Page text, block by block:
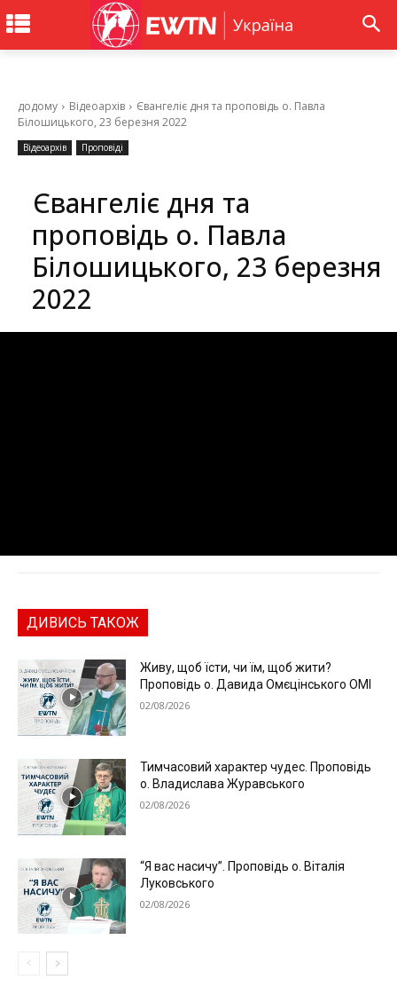
додому Відеоархів
Євангеліє дня та проповідь о. Павла
Білошицького, 23 березня 2022
Відеоархів Проповіді
Євангеліє дня та
проповідь о. Павла
Білошицького, 23 березня
2022
ДИВИСЬ ТАКОЖ
Живу, щоб їсти, чи їм, щоб жити?
Проповідь о. Давида Омєцінського ОМІ
02/08/2026
Тимчасовий характер чудес. Проповідь
о. Владислава Журавського
02/08/2026
“Я вас насичу”. Проповідь о. Віталія
Луковського
02/08/2026